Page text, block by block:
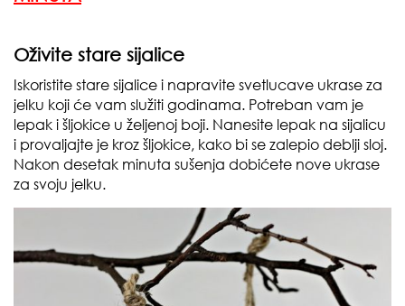
Oživite stare sijalice
Iskoristite stare sijalice i napravite svetlucave ukrase za
jelku koji će vam služiti godinama. Potreban vam je
lepak i šljokice u željenoj boji. Nanesite lepak na sijalicu
i provaljajte je kroz šljokice, kako bi se zalepio deblji sloj.
Nakon desetak minuta sušenja dobićete nove ukrase
za svoju jelku.